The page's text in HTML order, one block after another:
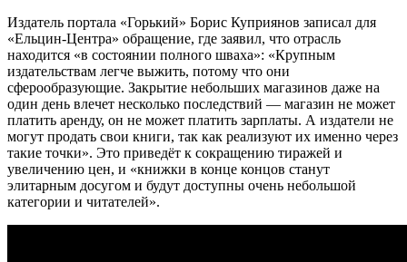
Издатель портала «Горький» Борис Куприянов записал для
«Ельцин-Центра» обращение, где заявил, что отрасль
находится «в состоянии полного шваха»: «Крупным
издательствам легче выжить, потому что они
сферообразующие. Закрытие небольших магазинов даже на
один день влечет несколько последствий — магазин не может
платить аренду, он не может платить зарплаты. А издатели не
могут продать свои книги, так как реализуют их именно через
такие точки». Это приведёт к сокращению тиражей и
увеличению цен, и «книжки в конце концов станут
элитарным досугом и будут доступны очень небольшой
категории и читателей».